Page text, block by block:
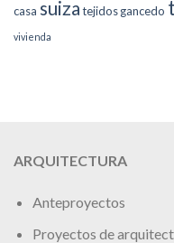
casa suiza tejidos gancedo
vivienda
ARQUITECTURA
Anteproyectos
Proyectos de